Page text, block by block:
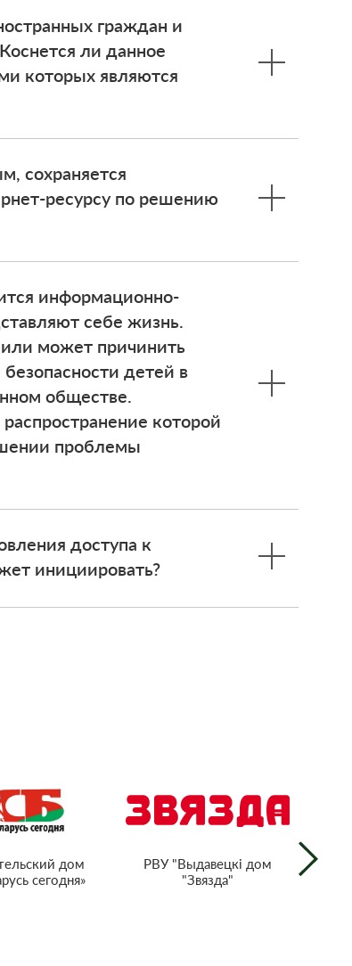
граждан и
ли данное
которых являются
сохраняется
ресурсу по решению
информационно-
себе жизнь.
может причинить
детей в
обществе.
которой
проблемы
доступа к
инициировать?
дом
сегодня»
РВУ "Выдавецкі дом
"Звязда"